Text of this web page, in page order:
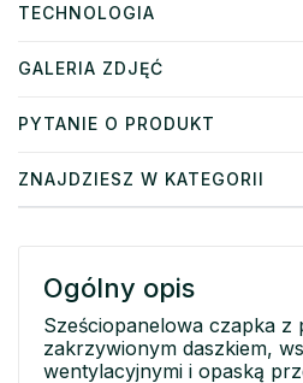
TECHNOLOGIA
GALERIA ZDJĘĆ
PYTANIE O PRODUKT
ZNAJDZIESZ W KATEGORII
Ogólny opis
Sześciopanelowa czapka z
zakrzywionym daszkiem,
wentylacyjnymi i opaską